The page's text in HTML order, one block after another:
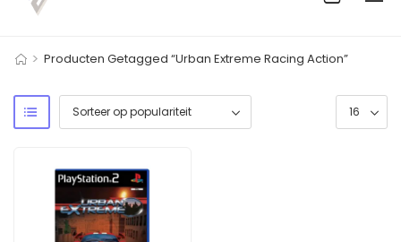
> Producten Getagged “Urban Extreme Racing Action”